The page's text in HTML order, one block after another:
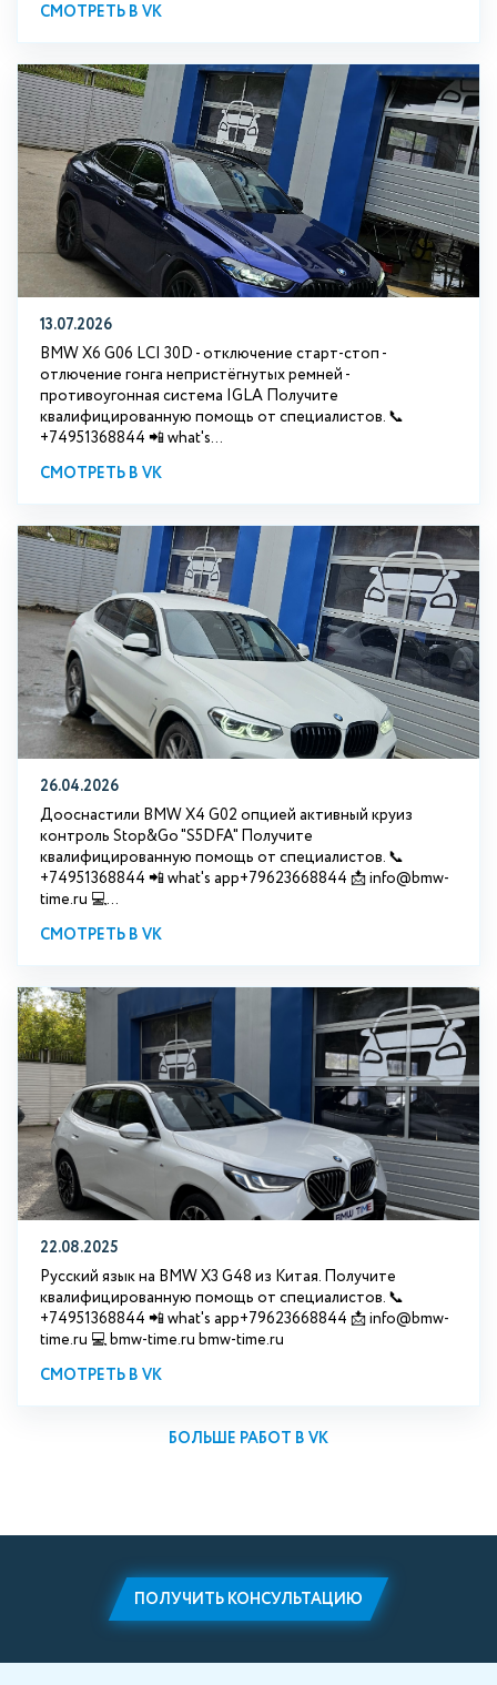
СМОТРЕТЬ В VK
13.07.2026
BMW X6 G06 LCI 30D - отключение старт-стоп -
отлючение гонга непристёгнутых ремней -
противоугонная система IGLA Получите
квалифицированную помощь от специалистов. 📞
+74951368844 📲 what's...
СМОТРЕТЬ В VK
26.04.2026
Дооснастили BMW X4 G02 опцией активный круиз
контроль Stop&Go "S5DFA" Получите
квалифицированную помощь от специалистов. 📞
+74951368844 📲 what's app+79623668844 📩 info@bmw-
time.ru 💻...
СМОТРЕТЬ В VK
22.08.2025
Русский язык на BMW X3 G48 из Китая. Получите
квалифицированную помощь от специалистов. 📞
+74951368844 📲 what's app+79623668844 📩 info@bmw-
time.ru 💻 bmw-time.ru bmw-time.ru
СМОТРЕТЬ В VK
БОЛЬШЕ РАБОТ В VK
ПОЛУЧИТЬ КОНСУЛЬТАЦИЮ